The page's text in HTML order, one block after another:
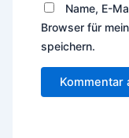
Name, E-
Browser für
speichern.